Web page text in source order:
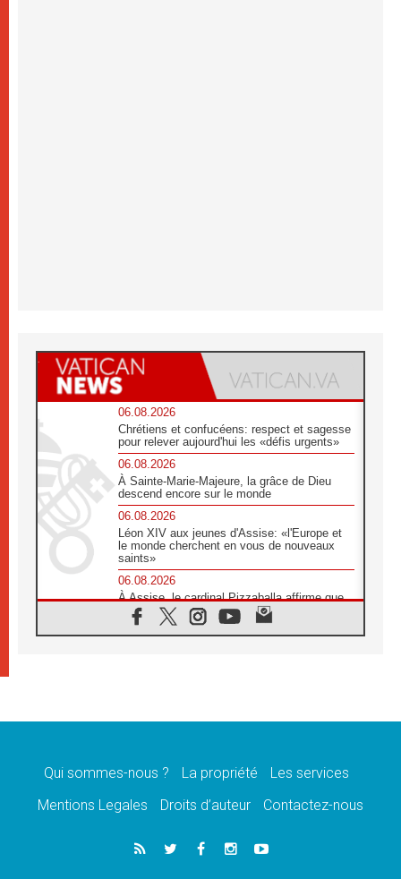
06.08.2026
Chrétiens et confucéens: respect et sagesse
pour relever aujourd'hui les «défis urgents»
06.08.2026
À Sainte-Marie-Majeure, la grâce de Dieu
descend encore sur le monde
06.08.2026
Léon XIV aux jeunes d'Assise: «l'Europe et
le monde cherchent en vous de nouveaux
saints»
06.08.2026
À Assise, le cardinal Pizzaballa affirme que
«les chrétiens veulent la paix»
06.08.2026
message de paix et de dignité humaine»
«La visite du Pape en Uruguay renforcera
05.08.2026
Le nonce en Ukraine: «Il est inquiétant
Qui sommes-nous ? La propriété
Les services
Mentions Legales
Droits d’auteur Contactez-nous